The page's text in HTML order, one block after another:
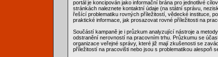
portál je koncipován jako informační brána pro jednotlivé
stránkách naleznete kontaktní údaje (na státní správu,
řešící problematiku rovných příležitostí, vědecké instituce,
praktické informace, jak prosazovat rovné příležitosti na
Součástí kampaně je i průzkum analyzující nástroje a
odstranění nerovností na pracovním trhu. Průzkumu se
organizace veřejné správy, které již mají zkušenosti se
příležitostí na pracovišti nebo jsou s problematikou alespoň